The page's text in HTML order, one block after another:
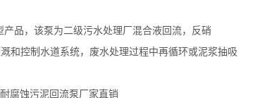
品，该泵为二级污水处理厂混合液回流，反硝
和控制水道系统，废水处理过程中再循环或泥浆抽吸